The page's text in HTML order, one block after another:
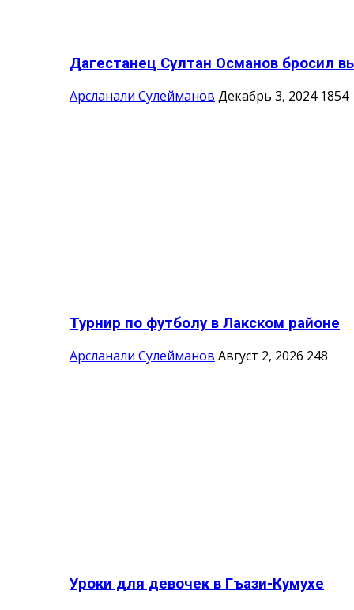
Дагестанец Султан Османов бросил
Арсланали Сулейманов Декабрь 3, 2024 1854
Турнир по футболу в Лакском районе
Арсланали Сулейманов Август 2, 2026 248
Уроки для девочек в Гъази-Кумухе